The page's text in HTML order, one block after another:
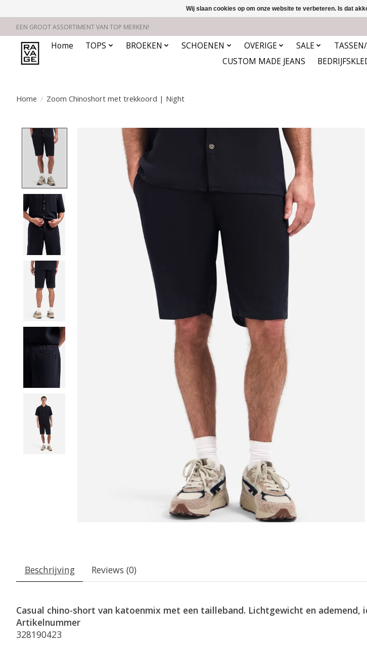
EEN GROOT ASSORTIMENT VAN TOP MERKEN!
Home TOPS BROEKEN SCHOENEN OVERIGE SALE
CUSTOM MADE JEANS
Home / Zoom Chinoshort met trekkoord | Night
Product image slideshow Items
Beschrijving Reviews (0)
Casual chino-short van katoenmix met een tailleband. Lichtgewicht en ademend,
Artikelnummer
328190423
Wij slaan cookies op om onze website te verbeteren. Is dat